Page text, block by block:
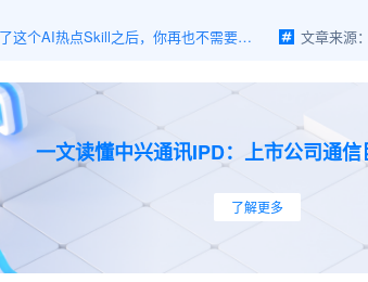
装了这个AI热点Skill之后，你再也不需要自己去刷AI新闻了。 文章来源：
一文读懂中兴通讯IPD：上市公司通
了解更多